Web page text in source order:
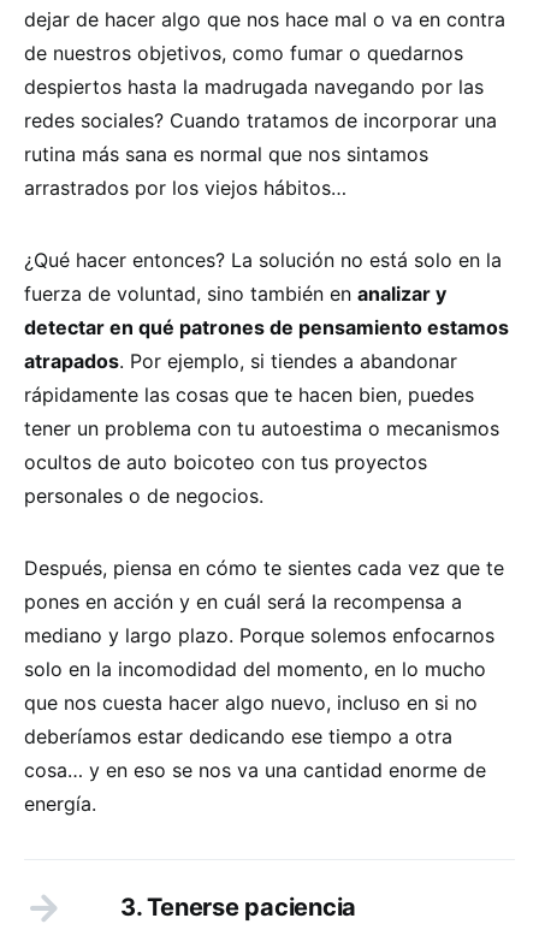
dejar de hacer algo que nos hace mal o va en contra
de nuestros objetivos, como fumar o quedarnos
despiertos hasta la madrugada navegando por las
redes sociales? Cuando tratamos de incorporar una
rutina más sana es normal que nos sintamos
arrastrados por los viejos hábitos…
¿Qué hacer entonces? La solución no está solo en la
fuerza de voluntad, sino también en analizar y
detectar en qué patrones de pensamiento estamos
atrapados. Por ejemplo, si tiendes a abandonar
rápidamente las cosas que te hacen bien, puedes
tener un problema con tu autoestima o mecanismos
ocultos de auto boicoteo con tus proyectos
personales o de negocios.
Después, piensa en cómo te sientes cada vez que te
pones en acción y en cuál será la recompensa a
mediano y largo plazo. Porque solemos enfocarnos
solo en la incomodidad del momento, en lo mucho
que nos cuesta hacer algo nuevo, incluso en si no
deberíamos estar dedicando ese tiempo a otra
cosa… y en eso se nos va una cantidad enorme de
energía.
3. Tenerse paciencia